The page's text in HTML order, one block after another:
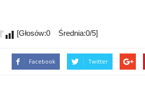
[Głosów:0 Średnia:0/5]
Facebook Twitter